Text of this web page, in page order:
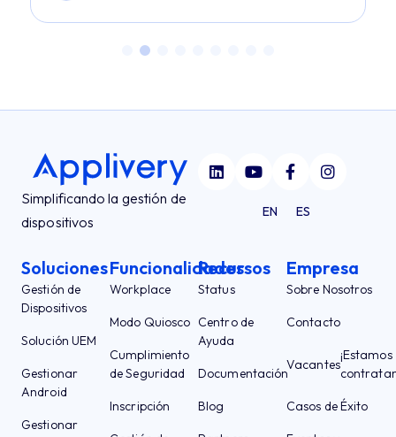
Simplificando la gestión de
dispositivos
EN ES
Soluciones
Gestión de
Dispositivos
Solución UEM
Gestionar
Android
Gestionar
Funcionalidades
Workplace
Modo Quiosco
Cumplimiento
de Seguridad
Inscripción
Recursos
Status
Centro de
Ayuda
Documentación
Blog
Empresa
Sobre Nosotros
Contacto
Vacantes
¡Estamos
Casos de Éxito